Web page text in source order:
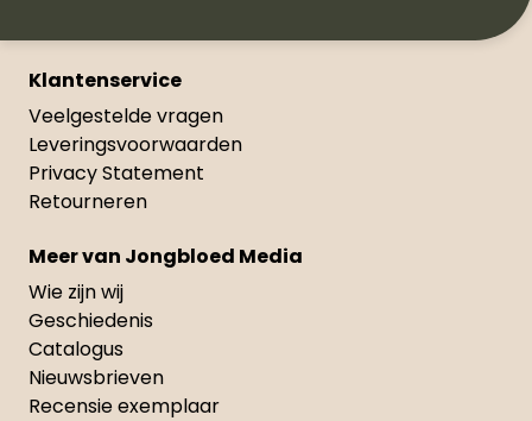
Klantenservice
Veelgestelde vragen
Leveringsvoorwaarden
Privacy Statement
Retourneren
Meer van Jongbloed Media
Wie zijn wij
Geschiedenis
Catalogus
Nieuwsbrieven
Recensie exemplaar